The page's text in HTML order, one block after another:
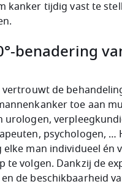
kanker tijdig vast te
benadering
vertrouwt de
toe aan
urologen,
psychologen, …
elke man individueel én
te volgen. Dankzij de
de beschikbaarheid